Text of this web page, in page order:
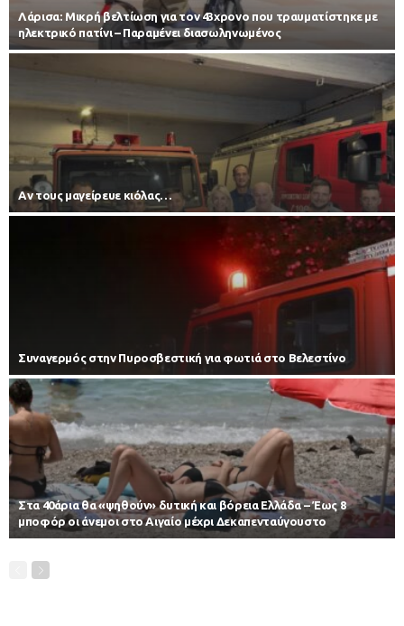
Λάρισα: Μικρή βελτίωση για τον 43χρονο που τραυματίστηκε με
ηλεκτρικό πατίνι – Παραμένει διασωληνωμένος
Αν τους μαγείρευε κιόλας…
Συναγερμός στην Πυροσβεστική για φωτιά στο Βελεστίνο
Στα 40άρια θα «ψηθούν» δυτική και βόρεια Ελλάδα – Έως 8
μποφόρ οι άνεμοι στο Αιγαίο μέχρι Δεκαπενταύγουστο